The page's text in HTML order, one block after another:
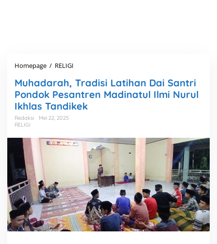
Homepage / RELIGI
h
a
d
a
,
i
s
i
L
a
t
Muhadarah, Tradisi Latihan Dai Santri
Pondok Pesantren Madinatul Ilmi Nurul
Ikhlas Tandikek
Redaksi
Mei 22, 2025
RELIGI